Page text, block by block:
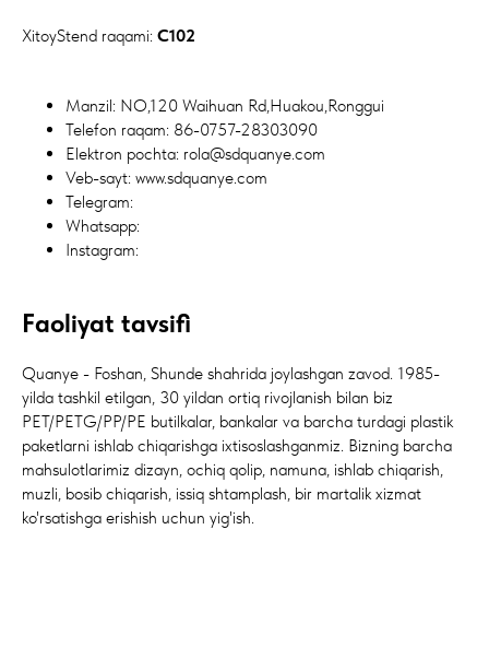
XitoyStend raqami: C102
Manzil: NO,120 Waihuan Rd,Huakou,Ronggui
Telefon raqam: 86-0757-28303090
Elektron pochta: rola@sdquanye.com
Veb-sayt: www.sdquanye.com
Telegram:
Whatsapp:
Instagram:
Faoliyat tavsifi
Quanye - Foshan, Shunde shahrida joylashgan zavod. 1985-
yilda tashkil etilgan, 30 yildan ortiq rivojlanish bilan biz
PET/PETG/PP/PE butilkalar, bankalar va barcha turdagi plastik
paketlarni ishlab chiqarishga ixtisoslashganmiz. Bizning barcha
mahsulotlarimiz dizayn, ochiq qolip, namuna, ishlab chiqarish,
muzli, bosib chiqarish, issiq shtamplash, bir martalik xizmat
ko'rsatishga erishish uchun yig'ish.